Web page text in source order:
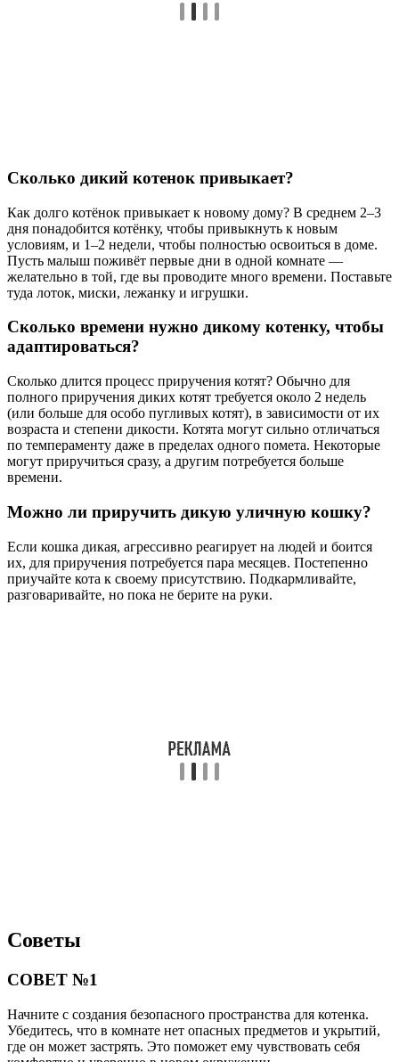
Сколько дикий котенок привыкает?
Как долго котёнок привыкает к новому дому? В среднем 2–3
дня понадобится котёнку, чтобы привыкнуть к новым
условиям, и 1–2 недели, чтобы полностью освоиться в доме.
Пусть малыш поживёт первые дни в одной комнате —
желательно в той, где вы проводите много времени. Поставьте
туда лоток, миски, лежанку и игрушки.
Сколько времени нужно дикому котенку, чтобы
адаптироваться?
Сколько длится процесс приручения котят? Обычно для
полного приручения диких котят требуется около 2 недель
(или больше для особо пугливых котят), в зависимости от их
возраста и степени дикости. Котята могут сильно отличаться
по темпераменту даже в пределах одного помета. Некоторые
могут приручиться сразу, а другим потребуется больше
времени.
Можно ли приручить дикую уличную кошку?
Если кошка дикая, агрессивно реагирует на людей и боится
их, для приручения потребуется пара месяцев. Постепенно
приучайте кота к своему присутствию. Подкармливайте,
разговаривайте, но пока не берите на руки.
Советы
СОВЕТ №1
Начните с создания безопасного пространства для котенка.
Убедитесь, что в комнате нет опасных предметов и укрытий,
где он может застрять. Это поможет ему чувствовать себя